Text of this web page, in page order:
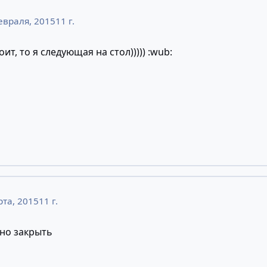
201511 г.
то я следующая на стол))))) :wub:
201511 г.
закрыть